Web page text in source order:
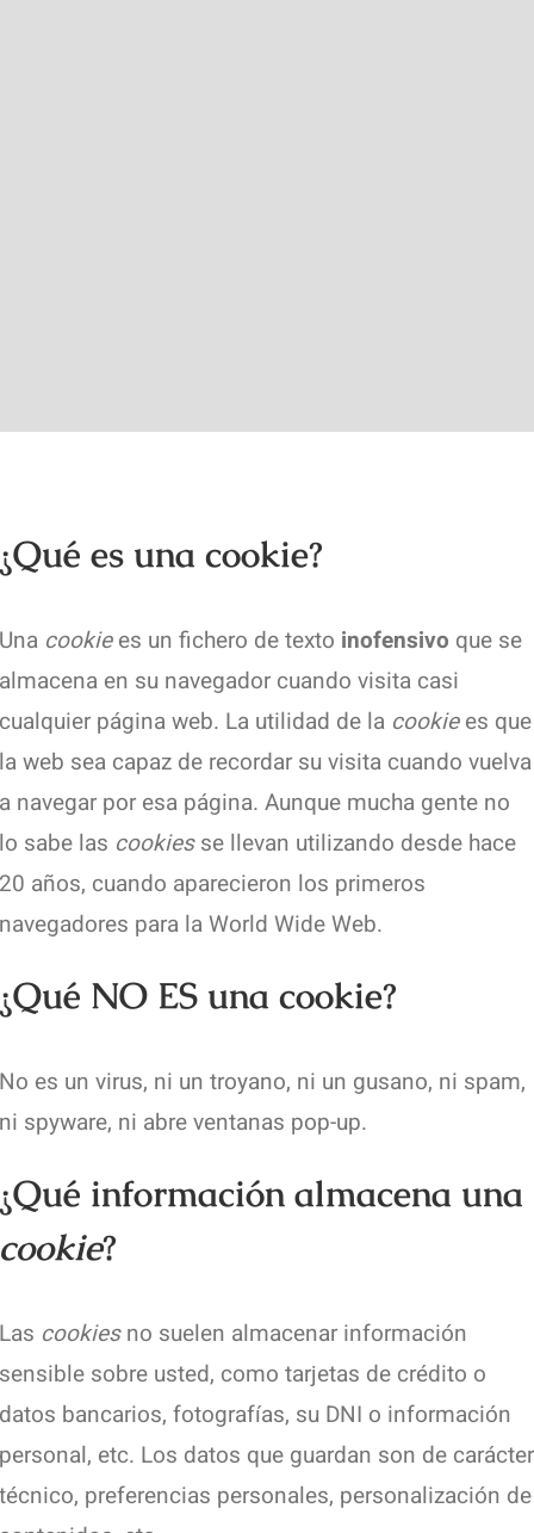
¿Qué es una cookie?
Una cookiees un fichero de texto inofensivo que se
almacena en su navegador cuando visita casi
cualquier página web. La utilidad de la cookiees que
la web sea capaz de recordar su visita cuando vuelva
a navegar por esa página. Aunque mucha gente no
lo sabe las cookiesse llevan utilizando desde hace
20 años, cuando aparecieron los primeros
navegadores para la World Wide Web.
¿Qué NO ES una cookie?
No es un virus, ni un troyano, ni un gusano, ni spam,
ni spyware, ni abre ventanas pop-up.
¿Qué información almacena una
cookie?
Las cookiesno suelen almacenar información
sensible sobre usted, como tarjetas de crédito o
datos bancarios, fotografías, su DNI o información
personal, etc. Los datos que guardan son de carácter
técnico, preferencias personales, personalización de